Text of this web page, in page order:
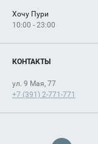
Хочу Пури
10:00 - 23:00
КОНТАКТЫ
ул. 9 Мая, 77
+7 (391) 2-771-771